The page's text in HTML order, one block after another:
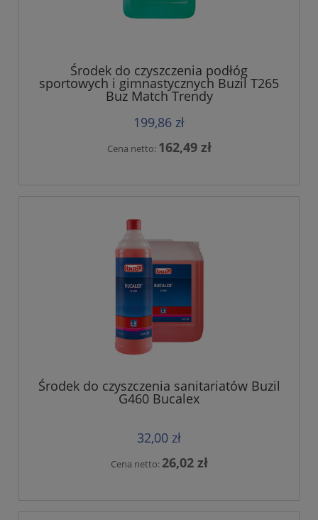
Środek do czyszczenia podłóg
sportowych i gimnastycznych Buzil T265
Buz Match Trendy
199,86 zł
Cena netto: 162,49 zł
Środek do czyszczenia sanitariatów Buzil
G460 Bucalex
32,00 zł
Cena netto: 26,02 zł